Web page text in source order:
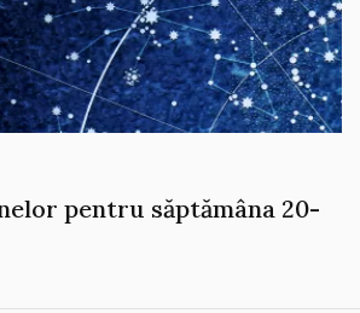
pentru săptămâna 20-